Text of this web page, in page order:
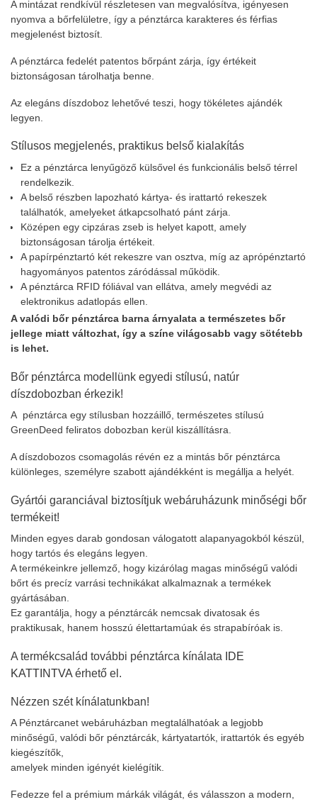
A mintázat rendkívül részletesen van megvalósítva, igényesen
nyomva a bőrfelületre, így a pénztárca karakteres és férfias
megjelenést biztosít.
A pénztárca fedelét patentos bőrpánt zárja, így értékeit
biztonságosan tárolhatja benne.
Az elegáns díszdoboz lehetővé teszi, hogy tökéletes ajándék
legyen.
Stílusos megjelenés, praktikus belső kialakítás
Ez a pénztárca lenyűgöző külsővel és funkcionális belső térrel
rendelkezik.
A belső részben lapozható kártya- és irattartó rekeszek
találhatók, amelyeket átkapcsolható pánt zárja.
Középen egy cipzáras zseb is helyet kapott, amely
biztonságosan tárolja értékeit.
A papírpénztartó két rekeszre van osztva, míg az aprópénztartó
hagyományos patentos záródással működik.
A pénztárca RFID fóliával van ellátva, amely megvédi az
elektronikus adatlopás ellen.
A valódi bőr pénztárca barna árnyalata a természetes bőr
jellege miatt változhat, így a színe világosabb vagy sötétebb
is lehet.
Bőr pénztárca modellünk egyedi stílusú, natúr
díszdobozban érkezik!
A pénztárca egy stílusban hozzáillő, természetes stílusú
GreenDeed feliratos dobozban kerül kiszállításra.
A díszdobozos csomagolás révén ez a mintás bőr pénztárca
különleges, személyre szabott ajándékként is megállja a helyét.
Gyártói garanciával biztosítjuk webáruházunk minőségi bőr
termékeit!
Minden egyes darab gondosan válogatott alapanyagokból készül,
hogy tartós és elegáns legyen.
A termékeinkre jellemző, hogy kizárólag magas minőségű valódi
bőrt és precíz varrási technikákat alkalmaznak a termékek
gyártásában.
Ez garantálja, hogy a pénztárcák nemcsak divatosak és
praktikusak, hanem hosszú élettartamúak és strapabíróak is.
A termékcsalád további pénztárca kínálata IDE
KATTINTVA érhető el.
Nézzen szét kínálatunkban!
A Pénztárcanet webáruházban megtalálhatóak a legjobb
minőségű, valódi bőr pénztárcák, kártyatartók, irattartók és egyéb
kiegészítők,
amelyek minden igényét kielégítik.
Fedezze fel a prémium márkák világát, és válasszon a modern,